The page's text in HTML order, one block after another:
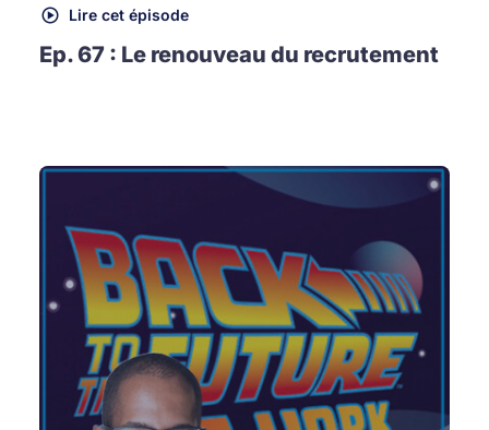
Lire cet épisode
Ep. 67 : Le renouveau du recrutement